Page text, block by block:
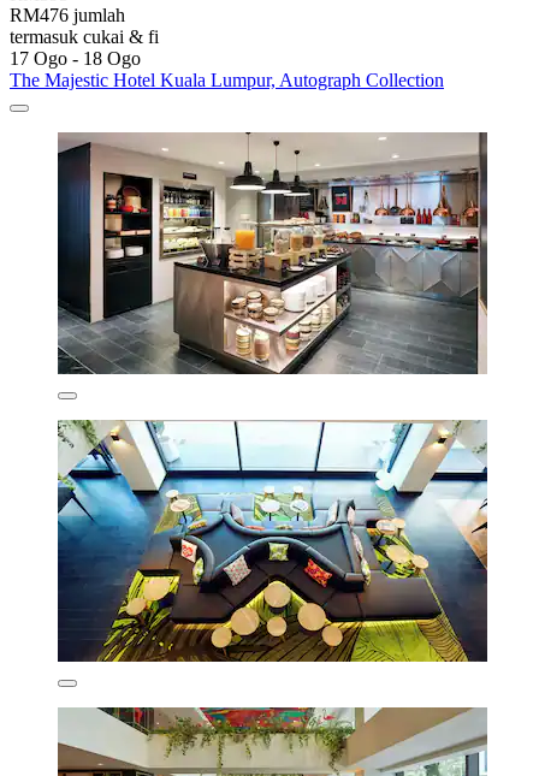
RM476 jumlah
termasuk cukai & fi
17 Ogo - 18 Ogo
The Majestic Hotel Kuala Lumpur, Autograph Collection